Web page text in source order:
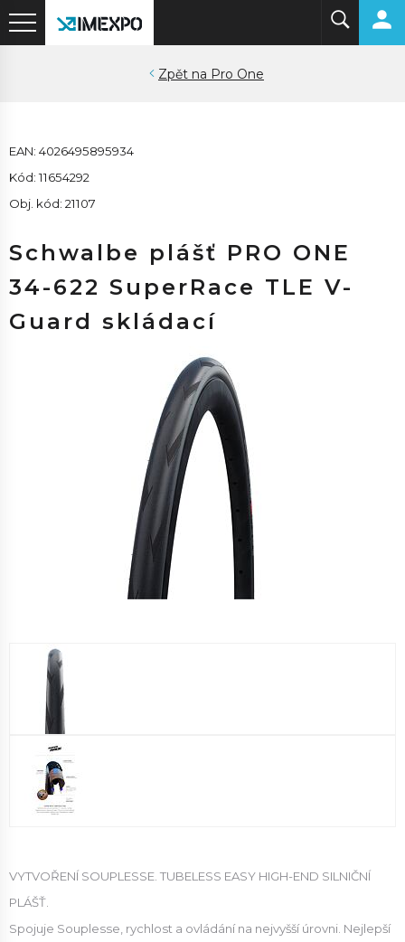
Pro One
EAN: 4026495895934
Kód: 11654292
Obj. kód: 21107
Schwalbe plášť PRO ONE
34-622 SuperRace TLE V-
Guard skládací
VYTVOŘENÍ SOUPLESSE. TUBELESS EASY HIGH-END SILNIČNÍ
PLÁŠŤ.
Spojuje Souplesse, rychlost a ovládání na nejvyšší úrovni. Nejlepší